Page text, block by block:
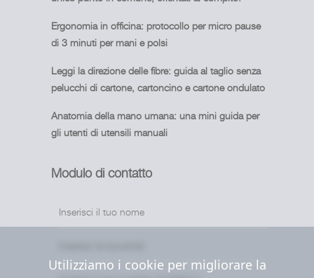
Ergonomia in officina: protocollo per micro pause
di 3 minuti per mani e polsi
Leggi la direzione delle fibre: guida al taglio senza
pelucchi di cartone, cartoncino e cartone ondulato
Anatomia della mano umana: una mini guida per
gli utenti di utensili manuali
Modulo di contatto
Utilizziamo i cookie per migliorare la